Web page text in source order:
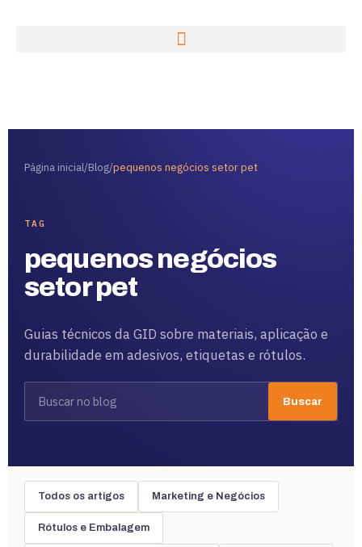
Página inicial/Blog/pequenos negócios setor pet
TAG
pequenos negócios
setor pet
Guias técnicos da GID sobre materiais, aplicação e
durabilidade em adesivos, etiquetas e rótulos.
Buscar
Todos os artigos Marketing e Negócios
Rótulos e Embalagem